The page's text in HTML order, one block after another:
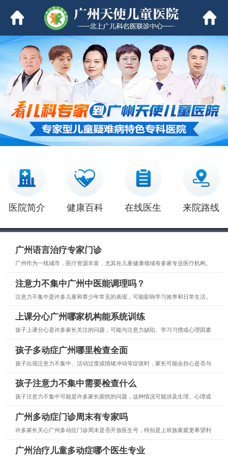
医院简介 健康百科 在线医生 来院路线
广州语言治疗专家门诊
广州作为一线城市，医疗资源丰富，尤其在儿童健康领域有多家专业医疗机构。
注意力不集中广州中医能调理吗？
注意力不集中是许多儿童和青少年常见的表现，可能影响学习效率和日常生活。
上课分心广州哪家机构能系统训练
孩子上课分心是许多家长关注的问题，可能与注意力缺陷、学习习惯或心理因素
孩子多动症广州哪里检查全面
孩子出现注意力不集中、活动过度或情绪冲动等症状时，家长可能会担心是否与
孩子注意力不集中需要检查什么
孩子注意力不集中可能是许多家长困扰的问题，这种情况可能涉及生理、心理或
广州多动症门诊周末有专家吗
许多家长关心广州多动症门诊周末是否开放医生号，特别是上班族家庭更希望利
广州治疗儿童多动症哪个医生专业